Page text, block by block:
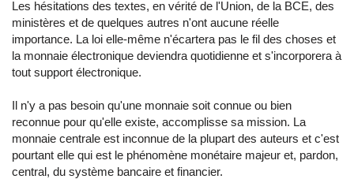
Les hésitations des textes, en vérité de l'Union, de la BCE, des
ministères et de quelques autres n'ont aucune réelle
importance. La loi elle-même n'écartera pas le fil des choses et
la monnaie électronique deviendra quotidienne et s'incorporera à
tout support électronique.
Il n'y a pas besoin qu'une monnaie soit connue ou bien
reconnue pour qu'elle existe, accomplisse sa mission. La
monnaie centrale est inconnue de la plupart des auteurs et c'est
pourtant elle qui est le phénomène monétaire majeur et, pardon,
central, du système bancaire et financier.